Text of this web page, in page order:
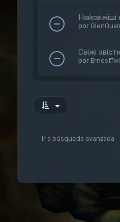
por
Свіжі
por
Ir a búsqueda avanzada